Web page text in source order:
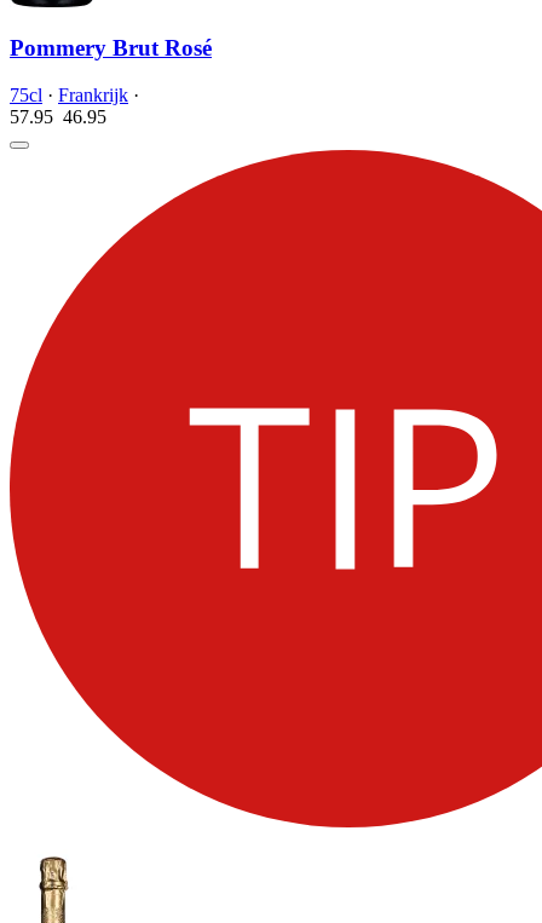
Pommery Brut Rosé
75cl · Frankrijk ·
57.95 46.95